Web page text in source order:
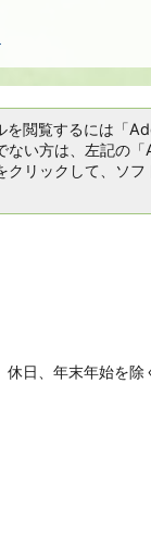
を閲覧するには「
ない方は、左記の
クリックして、ソ
休日、年末年始を除